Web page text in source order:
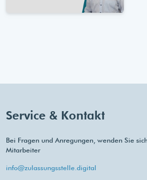
Service & Kontakt
Bei Fragen und Anregungen, wenden Sie
Mitarbeiter
info@zulassungsstelle.digital